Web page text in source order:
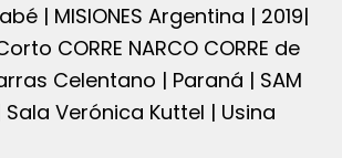
| MISIONES Argentina | 2019|
CORRE NARCO CORRE de
Celentano | Paraná | SAM
| Sala Verónica Kuttel | Usina